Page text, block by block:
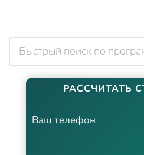
РАССЧИТАТЬ
Ваш телефон